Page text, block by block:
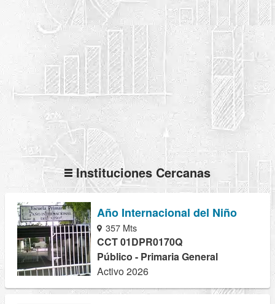
Instituciones Cercanas
Año Internacional del Niño
357 Mts
CCT 01DPR0170Q
Público - Primaria General
Activo 2026